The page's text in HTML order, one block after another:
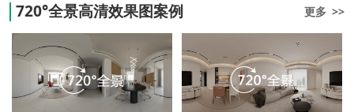
720°全景高清效果图案例 更多 >>